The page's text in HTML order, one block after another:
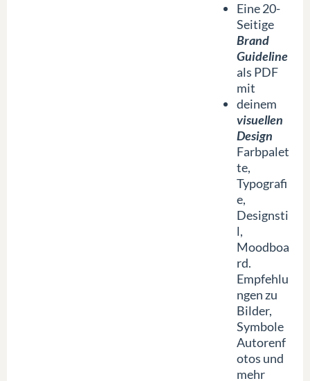
Eine 20-
Seitige
Brand
Guideline
als PDF
mit
deinem
visuellen
Design
Farbpalet
te,
Typografi
e,
Designsti
l,
Moodboa
rd.
Empfehlu
ngen zu
Bilder,
Symbole
Autorenf
otos und
mehr